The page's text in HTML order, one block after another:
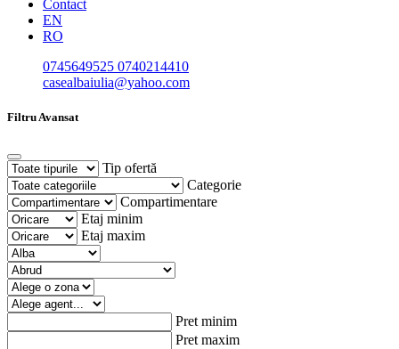
Contact
EN
RO
0745649525 0740214410
casealbaiulia@yahoo.com
Filtru Avansat
Tip ofertă
Categorie
Compartimentare
Etaj minim
Etaj maxim
Pret minim
Pret maxim